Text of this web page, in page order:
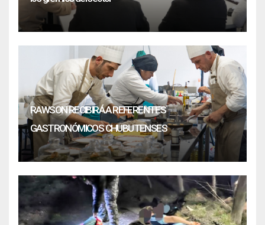
RAWSON RECIBIRÁ A REFERENTES
GASTRONÓMICOS CHUBUTENSES